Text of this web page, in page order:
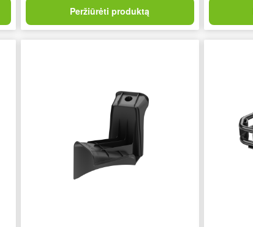
Peržiūrėti produktą